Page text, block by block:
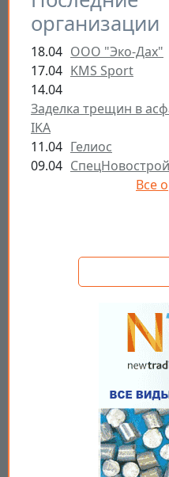
организации
18.04 ООО "Эко-Дах"
17.04 KMS Sport
14.04
Заделка трещин в
IKA
11.04 Гелиос
09.04 СпецНовострой
Все